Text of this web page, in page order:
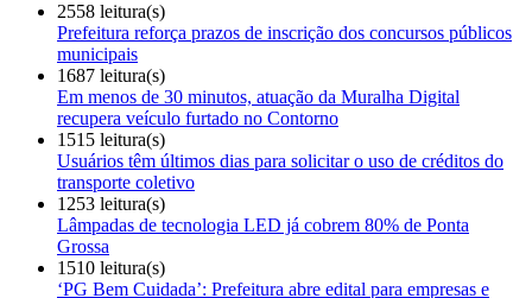
2558 leitura(s)
Prefeitura reforça prazos de inscrição dos concursos públicos
municipais
1687 leitura(s)
Em menos de 30 minutos, atuação da Muralha Digital
recupera veículo furtado no Contorno
1515 leitura(s)
Usuários têm últimos dias para solicitar o uso de créditos do
transporte coletivo
1253 leitura(s)
Lâmpadas de tecnologia LED já cobrem 80% de Ponta
Grossa
1510 leitura(s)
‘PG Bem Cuidada’: Prefeitura abre edital para empresas e